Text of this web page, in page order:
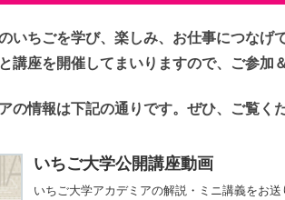
いちごを学び、楽しみ、お仕事につなげ
講座を開催してまいりますので、ご参加
の情報は下記の通りです。ぜひ、ご覧くだ
いちご大学公開講座動画
いちご大学アカデミアの解説・ミニ講義をお送